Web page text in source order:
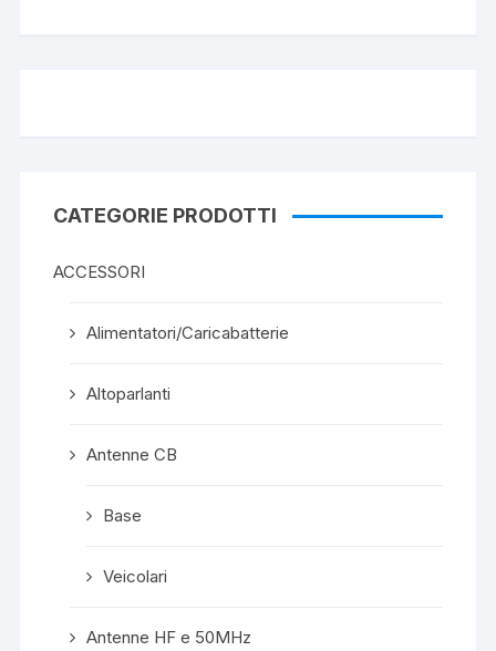
CATEGORIE PRODOTTI
ACCESSORI
Alimentatori/Caricabatterie
Altoparlanti
Antenne CB
Base
Veicolari
Antenne HF e 50MHz